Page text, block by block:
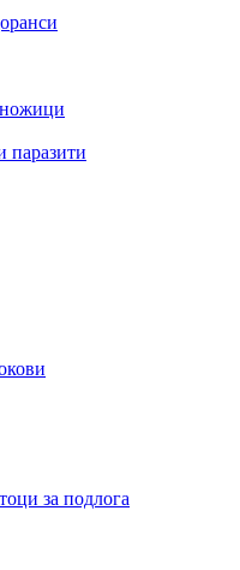
паразити
за подлога